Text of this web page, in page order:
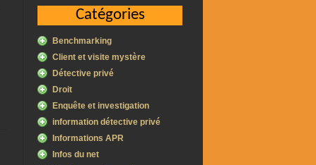
Catégories
Benchmarking
Client et visite mystère
Détective privé
Droit
Enquête et investigation
information détective privé
Informations APR
Infos du net